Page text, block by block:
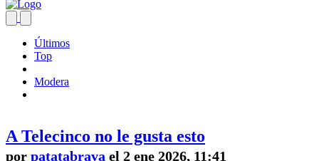
Últimos
Top
Modera
A Telecinco no le gusta esto
por patatabrava el 2 ene 2026, 11:41